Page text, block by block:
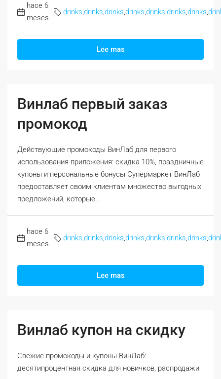
hace 6
meses
drinks drinks drinks drinks drinks drinks drinks
Lee mas
Винлаб первый заказ
промокод
Действующие промокоды ВинЛаб для первого
использования приложения: скидка 10%, праздничные
купоны и персональные бонусы Супермаркет ВинЛаб
предоставляет своим клиентам множество выгодных
предложений, которые...
hace 6
meses
drinks drinks drinks drinks drinks drinks drinks
Lee mas
Винлаб купон на скидку
Свежие промокоды и купоны ВинЛаб:
десятипроцентная скидка для новичков, распродажи